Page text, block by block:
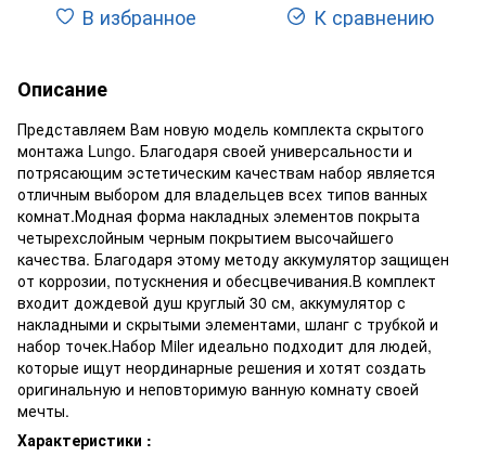
В избранное К сравнению
Описание
Представляем Вам новую модель комплекта скрытого
монтажа Lungo. Благодаря своей универсальности и
потрясающим эстетическим качествам набор является
отличным выбором для владельцев всех типов ванных
комнат.Модная форма накладных элементов покрыта
четырехслойным черным покрытием высочайшего
качества. Благодаря этому методу аккумулятор защищен
от коррозии, потускнения и обесцвечивания.В комплект
входит дождевой душ круглый 30 см, аккумулятор с
накладными и скрытыми элементами, шланг с трубкой и
набор точек.Набор Miler идеально подходит для людей,
которые ищут неординарные решения и хотят создать
оригинальную и неповторимую ванную комнату своей
мечты.
Характеристики :